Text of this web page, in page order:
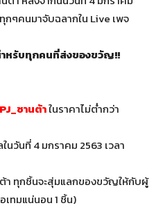
กๆคนมาจับฉลากใน Live เพจ
หรับทุกคนที่ส่งของขวัญ!!
PJ_ซานต้าในราคาไม่ต่ำกว่า
นวันที่ 4 มกราคม 2563 เวลา
า ทุกชิ้นจะสุ่มแลกของขวัญให้กับผู้
เทมแน่นอน 1 ชิ้น)